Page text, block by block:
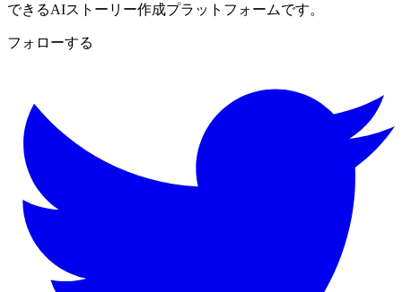
できるAIストーリー作成プラットフォームです。
フォローする